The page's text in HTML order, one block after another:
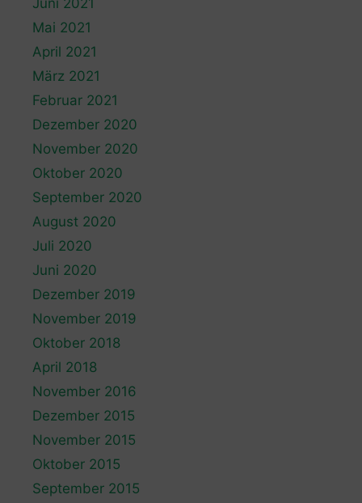
Mai 2021
April 2021
März 2021
Februar 2021
Dezember 2020
November 2020
Oktober 2020
September 2020
August 2020
Juli 2020
Juni 2020
Dezember 2019
November 2019
Oktober 2018
April 2018
November 2016
Dezember 2015
November 2015
Oktober 2015
September 2015